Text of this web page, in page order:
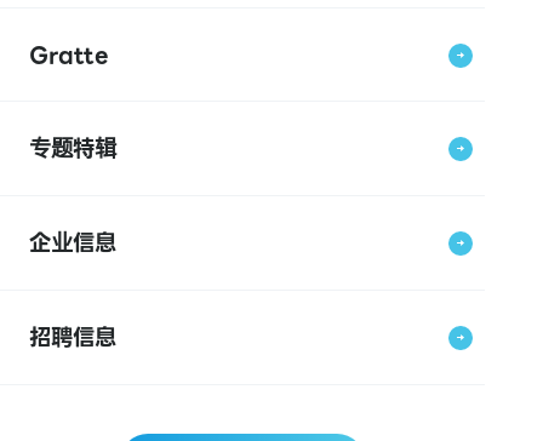
Gratte
专题特辑
企业信息
招聘信息